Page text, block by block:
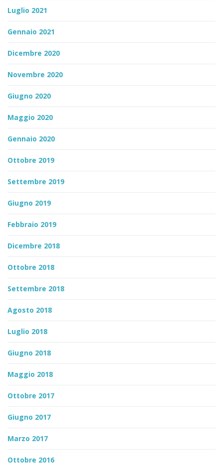
Luglio 2021
Gennaio 2021
Dicembre 2020
Novembre 2020
Giugno 2020
Maggio 2020
Gennaio 2020
Ottobre 2019
Settembre 2019
Giugno 2019
Febbraio 2019
Dicembre 2018
Ottobre 2018
Settembre 2018
Agosto 2018
Luglio 2018
Giugno 2018
Maggio 2018
Ottobre 2017
Giugno 2017
Marzo 2017
Ottobre 2016